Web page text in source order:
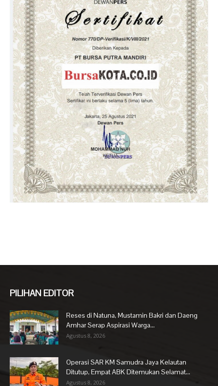
PILIHAN EDITOR
Reses di Natuna, Mustamin Bakri dan Daeng
Amhar Serap Aspirasi Warga...
Agustus 8, 2026
Operasi SAR KM Samudra Jaya Kelautan
Ditutup, Empat ABK Ditemukan Selamat...
Agustus 8, 2026